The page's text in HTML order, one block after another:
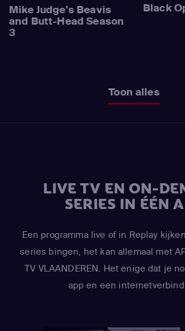
Mike Judge's Beavis
and Butt-Head Season
3
Black
Toon alles
LIVE TV EN ON-
SERIES IN ÉÉN
Een programma live of in Replay
series bingen, het kan allemaal met
TV VLAANDEREN. Het enige dat je
app en een